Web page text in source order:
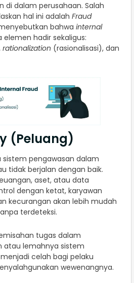
di dalam perusahaan. Salah
hal ini adalah Fraud
bahwa internal
hadir sekaligus:
rationalization (rasionalisasi), dan
(Peluang)
pengawasan dalam
tidak berjalan dengan baik.
aset, atau data
dengan ketat, karyawan
kecurangan akan lebih mudah
terdeteksi.
tugas dalam
atau lemahnya sistem
celah bagi pelaku
wewenangnya.